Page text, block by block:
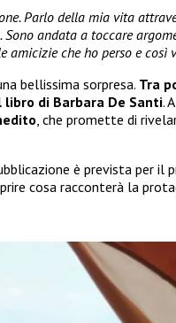
Parlo della mia vita
andata a toccare
che ho perso e così
bellissima sorpresa. Tra
di Barbara De Santi.
, che promette di
è prevista per il
cosa racconterà la